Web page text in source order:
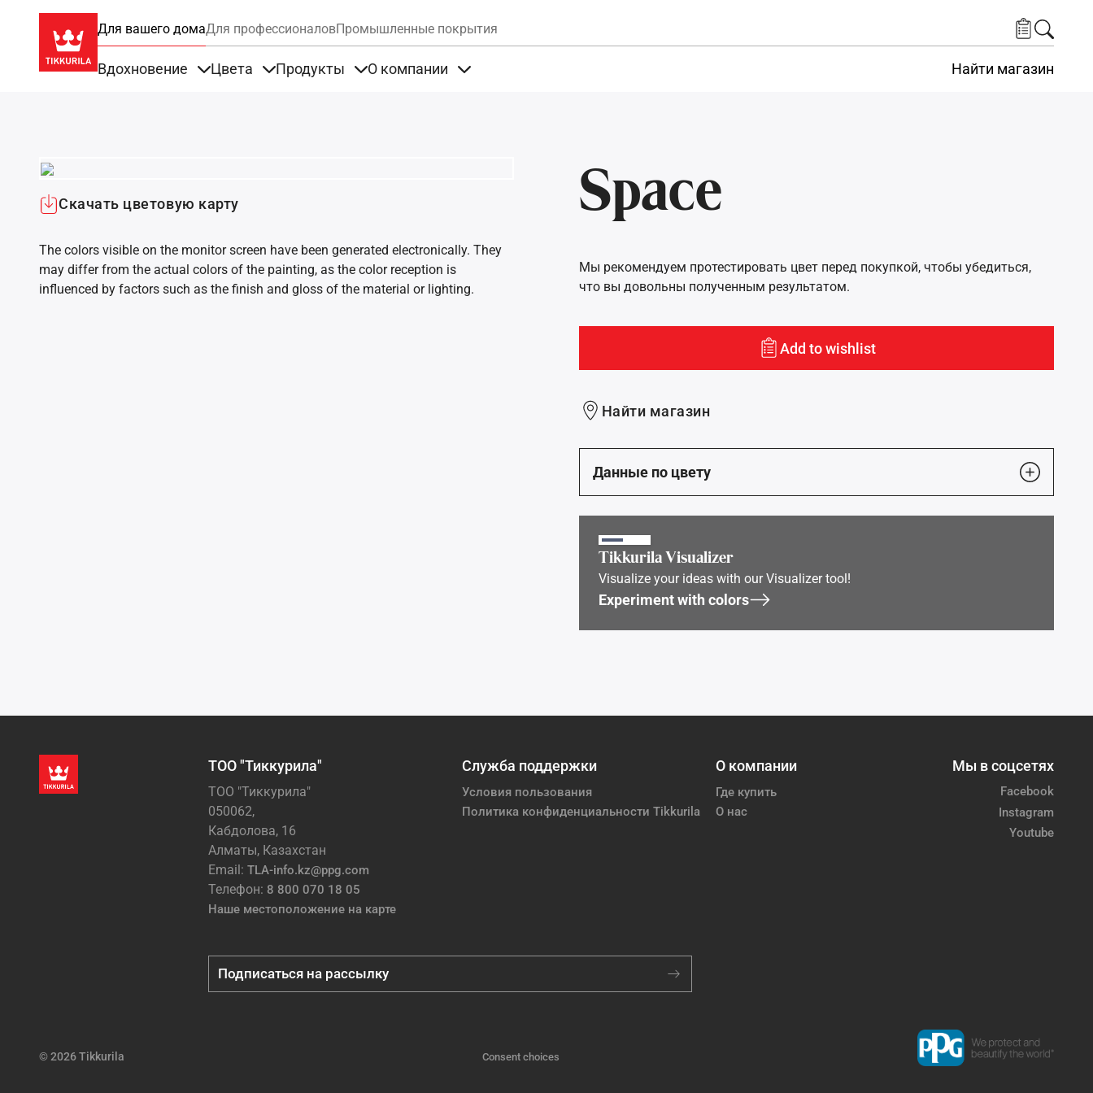
Для вашего домаДля профессионаловПромышленные покрытия
Вдохновение Цвета Продукты О компании Найти магазин
Space
Скачать цветовую карту
The colors visible on the monitor screen have been generated electronically. They
may differ from the actual colors of the painting, as the color reception is
influenced by factors such as the finish and gloss of the material or lighting.
Мы рекомендуем протестировать цвет перед покупкой, чтобы убедиться,
что вы довольны полученным результатом.
Add to wishlist
Найти магазин
Данные по цвету
Tikkurila Visualizer
Visualize your ideas with our Visualizer tool!
Experiment with colors
ТОО "Тиккурила"
ТОО "Тиккурила"
050062,
Кабдолова, 16
Алматы, Казахстан
Email: TLA-info.kz@ppg.com
Телефон: 8 800 070 18 05
Наше местоположение на карте
Служба поддержки
Условия пользования
Политика конфиденциальности Tikkurila
О компании
Где купить
О нас
Мы в соцсетях
Facebook
Instagram
Youtube
Подписаться на рассылку
© 2026 Tikkurila Consent choices